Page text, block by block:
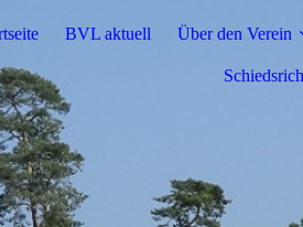
BVL aktuell Über den Verein